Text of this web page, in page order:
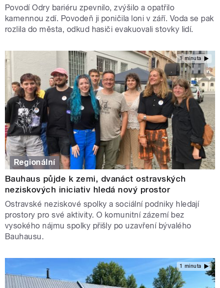
Povodí Odry bariéru zpevnilo, zvýšilo a opatřilo
kamennou zdí. Povodeň ji poničila loni v září. Voda se pak
rozlila do města, odkud hasiči evakuovali stovky lidí.
1 minuta
Regionální
Bauhaus půjde k zemi, dvanáct ostravských
neziskových iniciativ hledá nový prostor
Ostravské neziskové spolky a sociální podniky hledají
prostory pro své aktivity. O komunitní zázemí bez
vysokého nájmu spolky přišly po uzavření bývalého
Bauhausu.
1 minuta